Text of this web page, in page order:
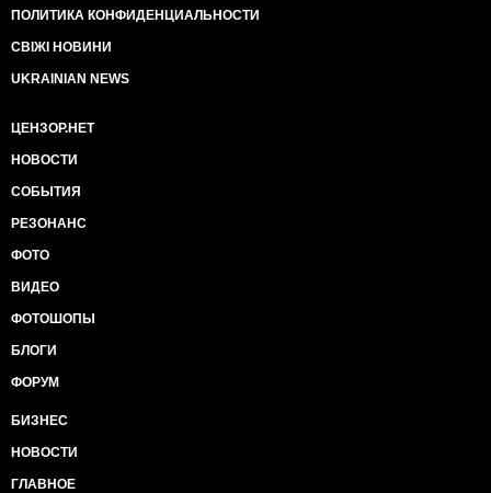
ПОЛИТИКА КОНФИДЕНЦИАЛЬНОСТИ
СВІЖІ НОВИНИ
UKRAINIAN NEWS
ЦЕНЗОР.НЕТ
НОВОСТИ
СОБЫТИЯ
РЕЗОНАНС
ФОТО
ВИДЕО
ФОТОШОПЫ
БЛОГИ
ФОРУМ
БИЗНЕС
НОВОСТИ
ГЛАВНОЕ